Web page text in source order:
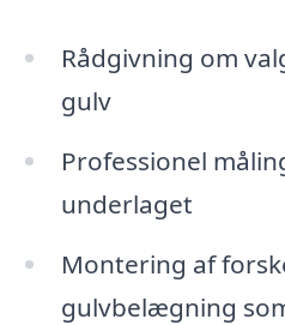
Rådgivning om
gulv
Professionel
underlaget
Montering af
gulvbelægning